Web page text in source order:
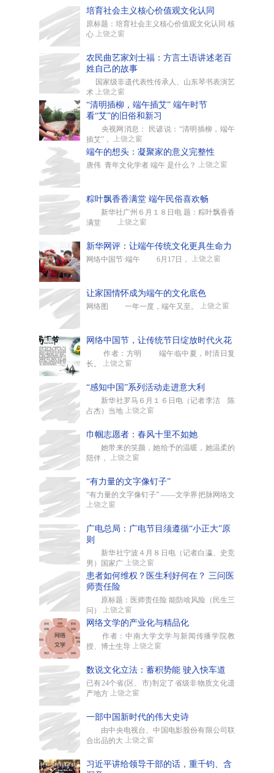
培育社会主义核心价值观文化认同
原标题：培育社会主义核心价值观文化认同 核
心
上饶之窗
农民曲艺家刘士福：方言土语讲述老百
姓自己的故事
国家级非遗代表性传承人、山东琴书表演艺
术
上饶之窗
“清明插柳，端午插艾” 端午时节
看“艾”的旧俗和新习
央视网消息： 民谚说：“清明插柳，端午
插艾”，
上饶之窗
端午的想头：凝聚家的意义完整性
唐伟 青年文化学者 端午 是什么？ 上饶之窗
粽叶飘香香满堂 端午民俗喜欢畅
新华社广州６月１８日电 题：粽叶飘香香
满堂
上饶之窗
新华网评：让端午传统文化更具生命力
网络中国节·端午 6月17日， 上饶之窗
让家国情怀成为端午的文化底色
网络图 一年一度，端午又至。 上饶之窗
网络中国节，让传统节日绽放时代火花
作者：方明 端午临中夏，时清日复
长。
上饶之窗
“感知中国”系列活动走进意大利
新华社罗马６月１６日电（记者李洁 陈
占杰）当地
上饶之窗
巾帼志愿者：春风十里不如她
她带来的笑颜，她给予的温暖，她温柔的
陪伴，
上饶之窗
“有力量的文字像钉子”
“有力量的文字像钉子” ——文学界把脉网络文
上饶之窗
广电总局：广电节目须遵循“小正大”原
则
新华社宁波４月８日电（记者白瀛、史竞
男）国家广
上饶之窗
患者如何维权？医生利好何在？ 三问医
师责任险
原标题：医师责任险 能防啥风险（民生三
问）
上饶之窗
网络文学的产业化与精品化
作者：中南大学文学与新闻传播学院教
授、博士生导
上饶之窗
数说文化立法：蓄积势能 驶入快车道
已有24个省(区、市)制定了省级非物质文化遗
产地方
上饶之窗
一部中国新时代的伟大史诗
由中央电视台、中国电影股份有限公司联
合出品的大
上饶之窗
习近平讲给领导干部的话，重千钧、含